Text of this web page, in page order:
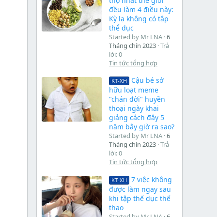
đều làm 4 điều này:
Kỳ lạ không có tập
thể dục
Started by Mr LNA 6
Tháng chín 2023 Trả
lời: 0
Tin tức tổng hợp
KT-XH
Cậu bé sở
hữu loạt meme
"chán đời" huyền
thoại ngày khai
giảng cách đây 5
năm bây giờ ra sao?
Started by Mr LNA 6
Tháng chín 2023 Trả
lời: 0
Tin tức tổng hợp
KT-XH
7 việc không
được làm ngay sau
khi tập thể dục thể
thao